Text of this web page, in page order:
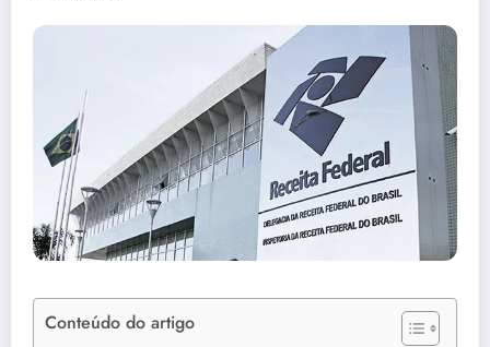
Conteúdo do artigo